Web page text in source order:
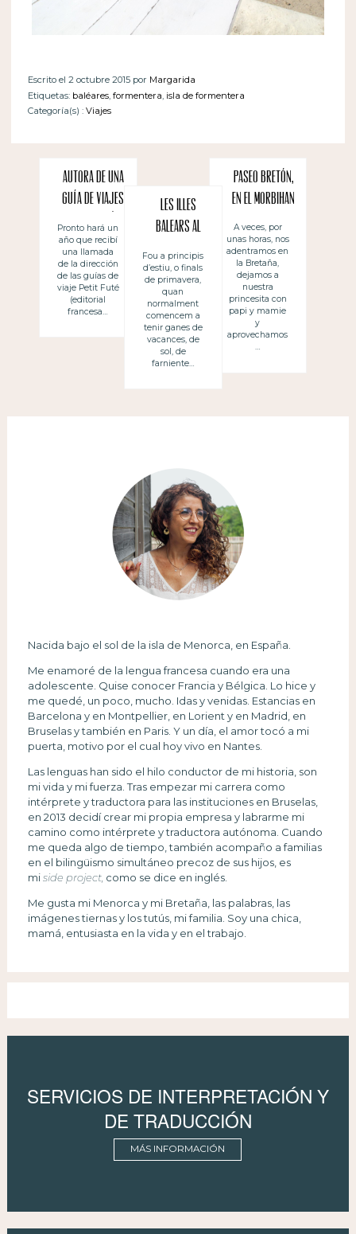
Escrito el 2 octubre 2015 por Margarida
Etiquetas: baléares, formentera, isla de formentera
Categoría(s) : Viajes
Autora de una
guía de viajes:
Petit Futé
Baleares 2016
Pronto hará un
año que recibí
una llamada
de la dirección
de las guías de
viaje Petit Futé
(editorial
francesa…
Les Illes
Balears al
programa
Echappées
Belles, amb
France 5 –
#iunpocjo
Fou a principis
d’estiu, o finals
de primavera,
quan
normalment
comencem a
tenir ganes de
vacances, de
sol, de
farniente…
Paseo bretón,
en el Morbihan
A veces, por
unas horas, nos
adentramos en
la Bretaña,
dejamos a
nuestra
princesita con
papi y mamie
y
aprovechamos
…
Nacida bajo el sol de la isla de Menorca, en España.
Me enamoré de la lengua francesa cuando era una
adolescente. Quise conocer Francia y Bélgica. Lo hice y
me quedé, un poco, mucho. Idas y venidas. Estancias en
Barcelona y en Montpellier, en Lorient y en Madrid, en
Bruselas y también en Paris. Y un día, el amor tocó a mi
puerta, motivo por el cual hoy vivo en Nantes.
Las lenguas han sido el hilo conductor de mi historia, son
mi vida y mi fuerza. Tras empezar mi carrera como
intérprete y traductora para las instituciones en Bruselas,
en 2013 decidí crear mi propia empresa y labrarme mi
camino como intérprete y traductora autónoma. Cuando
me queda algo de tiempo, también acompaño a familias
en el bilingüismo simultáneo precoz de sus hijos, es
mi side project, como se dice en inglés.
Me gusta mi Menorca y mi Bretaña, las palabras, las
imágenes tiernas y los tutús, mi familia. Soy una chica,
mamá, entusiasta en la vida y en el trabajo.
SERVICIOS DE INTERPRETACIÓN Y
DE TRADUCCIÓN
MÁS INFORMACIÓN